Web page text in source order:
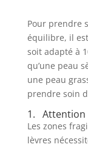
Pour prendre
équilibre, il
soit adapté à
qu’une peau
une peau
prendre soin
1. Attention
Les zones
lèvres